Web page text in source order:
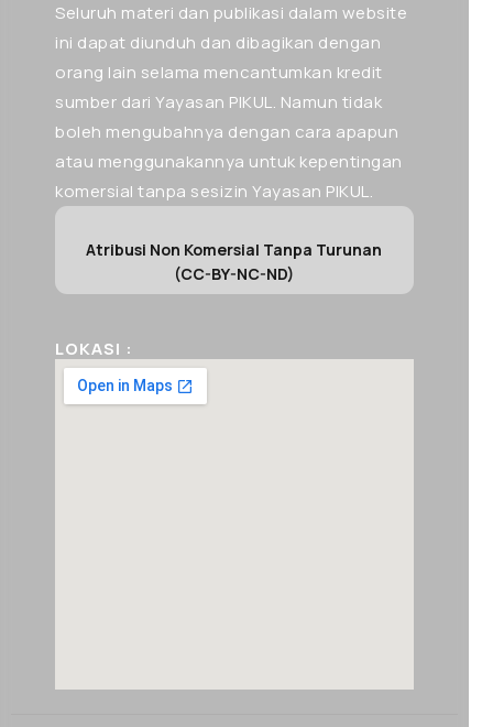
Seluruh materi dan publikasi dalam website
ini dapat diunduh dan dibagikan dengan
orang lain selama mencantumkan kredit
sumber dari Yayasan PIKUL. Namun tidak
boleh mengubahnya dengan cara apapun
atau menggunakannya untuk kepentingan
komersial tanpa sesizin Yayasan PIKUL.
Atribusi Non Komersial Tanpa Turunan
(CC-BY-NC-ND)
LOKASI :